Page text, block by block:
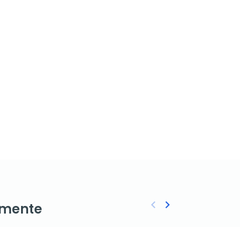
Anterior
keyboard_arrow_left Siguiente
keyboard_arrow_right